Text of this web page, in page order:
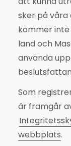
sker på våra
kommer
land och
använda
Som
är framgår
webbplats.